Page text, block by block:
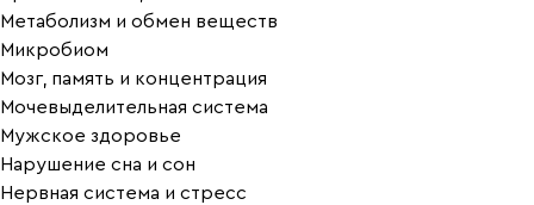
Метаболизм и обмен веществ
Микробиом
Мозг, память и концентрация
Мочевыделительная система
Мужское здоровье
Нарушение сна и сон
Нервная система и стресс